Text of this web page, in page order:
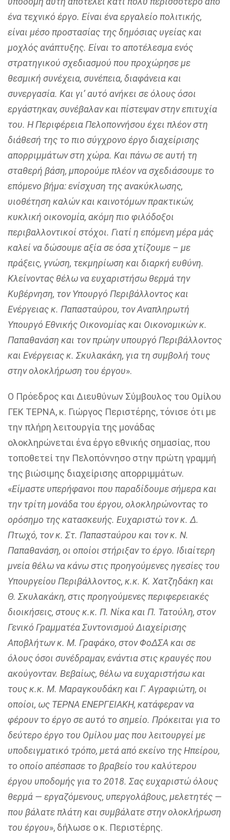
ένα τεχνικό έργο. Είναι ένα εργαλείο πολιτικής,
είναι μέσο προστασίας της δημόσιας υγείας και
μοχλός ανάπτυξης. Είναι το αποτέλεσμα ενός
στρατηγικού σχεδιασμού που προχώρησε με
θεσμική συνέχεια, συνέπεια, διαφάνεια και
συνεργασία. Και γι’ αυτό ανήκει σε όλους όσοι
εργάστηκαν, συνέβαλαν και πίστεψαν στην επιτυχία
του. Η Περιφέρεια Πελοποννήσου έχει πλέον στη
διάθεσή της το πιο σύγχρονο έργο διαχείρισης
απορριμμάτων στη χώρα. Και πάνω σε αυτή τη
σταθερή βάση, μπορούμε πλέον να σχεδιάσουμε το
επόμενο βήμα: ενίσχυση της ανακύκλωσης,
υιοθέτηση καλών και καινοτόμων πρακτικών,
κυκλική οικονομία, ακόμη πιο φιλόδοξοι
περιβαλλοντικοί στόχοι. Γιατί η επόμενη μέρα μάς
καλεί να δώσουμε αξία σε όσα χτίζουμε – με
πράξεις, γνώση, τεκμηρίωση και διαρκή ευθύνη.
Κλείνοντας θέλω να ευχαριστήσω θερμά την
Κυβέρνηση, τον Υπουργό Περιβάλλοντος και
Ενέργειας κ. Παπασταύρου, τον Αναπληρωτή
Υπουργό Εθνικής Οικονομίας και Οικονομικών κ.
Παπαθανάση και τον πρώην υπουργό Περιβάλλοντος
και Ενέργειας κ. Σκυλακάκη, για τη συμβολή τους
στην ολοκλήρωση του έργου».
Ο Πρόεδρος και Διευθύνων Σύμβουλος του Ομίλου
ΓΕΚ ΤΕΡΝΑ, κ. Γιώργος Περιστέρης, τόνισε ότι με
την πλήρη λειτουργία της μονάδας
ολοκληρώνεται ένα έργο εθνικής σημασίας, που
τοποθετεί την Πελοπόννησο στην πρώτη γραμμή
της βιώσιμης διαχείρισης απορριμμάτων.
«Είμαστε υπερήφανοι που παραδίδουμε σήμερα και
την τρίτη μονάδα του έργου, ολοκληρώνοντας το
ορόσημο της κατασκευής. Ευχαριστώ τον κ. Δ.
Πτωχό, τον κ. Στ. Παπασταύρου και τον κ. Ν.
Παπαθανάση, οι οποίοι στήριξαν το έργο. Ιδιαίτερη
μνεία θέλω να κάνω στις προηγούμενες ηγεσίες του
Υπουργείου Περιβάλλοντος, κ.κ. Κ. Χατζηδάκη και
Θ. Σκυλακάκη, στις προηγούμενες περιφερειακές
διοικήσεις, στους κ.κ. Π. Νίκα και Π. Τατούλη, στον
Γενικό Γραμματέα Συντονισμού Διαχείρισης
Αποβλήτων κ. Μ. Γραφάκο, στον ΦοΔΣΑ και σε
όλους όσοι συνέδραμαν, ενάντια στις κραυγές που
ακούγονταν. Βεβαίως, θέλω να ευχαριστήσω και
τους κ.κ. Μ. Μαραγκουδάκη και Γ. Αγραφιώτη, οι
οποίοι, ως ΤΕΡΝΑ ΕΝΕΡΓΕΙΑΚΗ, κατάφεραν να
φέρουν το έργο σε αυτό το σημείο. Πρόκειται για το
δεύτερο έργο του Ομίλου μας που λειτουργεί με
υποδειγματικό τρόπο, μετά από εκείνο της Ηπείρου,
το οποίο απέσπασε το βραβείο του καλύτερου
έργου υποδομής για το 2018. Σας ευχαριστώ όλους
θερμά — εργαζόμενους, υπεργολάβους, μελετητές —
που βάλατε πλάτη και συμβάλατε στην ολοκλήρωση
του έργου», δήλωσε ο κ. Περιστέρης.